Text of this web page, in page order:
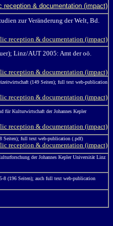
reception & documentation (impact)
zur Veränderung der Welt, Bd.
reception & documentation (impact)
Linz/AUT 2005: Amt der oö.
reception & documentation (impact)
(149 Seiten); full text web-publication
reception & documentation (impact)
Kulturwirtschaft der Johannes Kepler
reception & documentation (impact)
Seiten); full text web-publication (.pdf)
reception & documentation (impact)
der Johannes Kepler Universität Linz
8 (196 Seiten); auch full text web-publication